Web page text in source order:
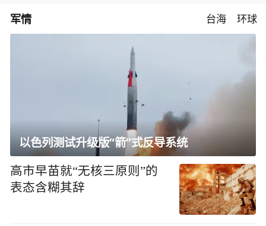
军情 台海 环球
以色列测试升级版“箭”式反导系统
高市早苗就“无核三原则”的
表态含糊其辞